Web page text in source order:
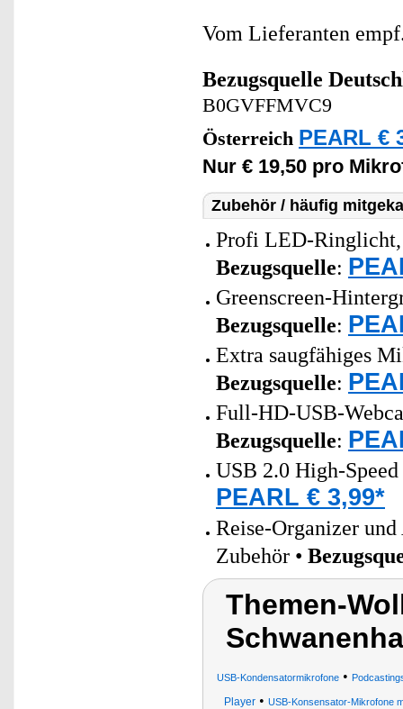
Vom Lieferanten
Bezugsquelle
B0GVFFMVC9
Österreich PEARL €
Nur € 19,50 pro
Zubehör / häufig
Profi LED-Ringlicht,
Bezugsquelle:
Greenscreen-
Bezugsquelle:
Extra saugfähiges
Bezugsquelle:
Full-HD-USB-
Bezugsquelle:
USB 2.0 High-
PEARL € 3,99*
Reise-Organizer
Zubehör •
Themen-
USB-Kondensatormikrofone•
Player • USB-Konsensator-Mikrofone